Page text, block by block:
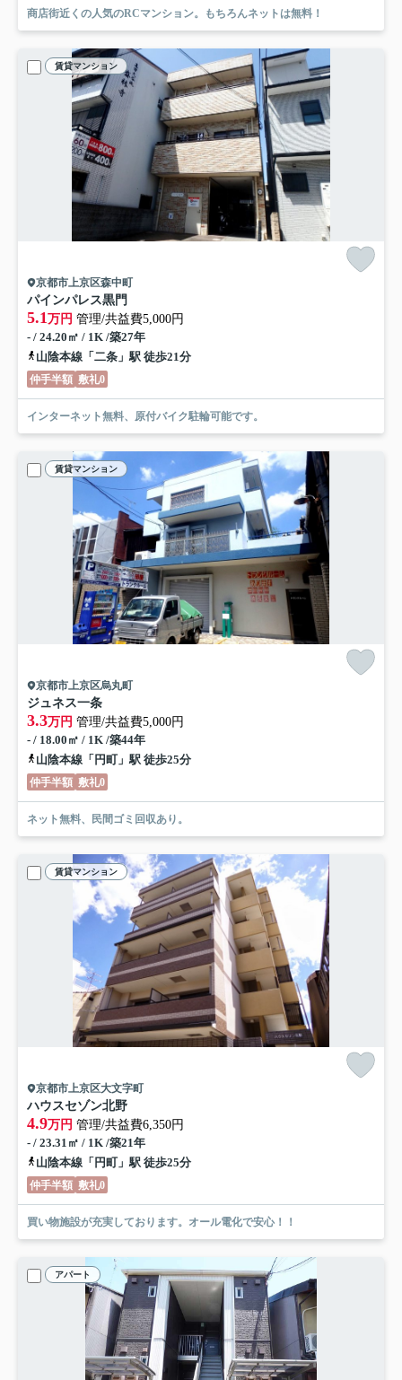
商店街近くの人気のRCマンション。もちろんネットは無料！
賃貸マンション
京都市上京区森中町
パインパレス黒門
5.1万円 管理/共益費5,000円
- / 24.20㎡ / 1K /築27年
山陰本線「二条」駅 徒歩21分
仲手半額 敷礼0
インターネット無料、原付バイク駐輪可能です。
賃貸マンション
京都市上京区烏丸町
ジュネス一条
3.3万円 管理/共益費5,000円
- / 18.00㎡ / 1K /築44年
山陰本線「円町」駅 徒歩25分
仲手半額 敷礼0
ネット無料、民間ゴミ回収あり。
賃貸マンション
京都市上京区大文字町
ハウスセゾン北野
4.9万円 管理/共益費6,350円
- / 23.31㎡ / 1K /築21年
山陰本線「円町」駅 徒歩25分
仲手半額 敷礼0
買い物施設が充実しております。オール電化で安心！！
アパート